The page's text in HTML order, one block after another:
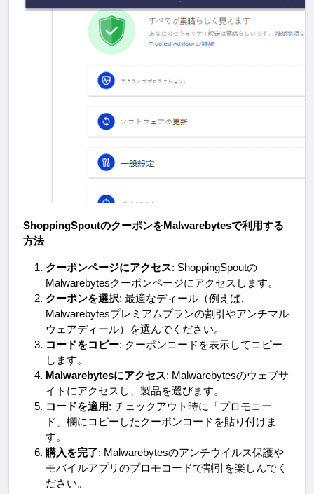
ShoppingSpoutのクーポンをMalwarebytesで利用する
方法
クーポンページにアクセス: ShoppingSpoutの
Malwarebytesクーポンページにアクセスします。
クーポンを選択: 最適なディール（例えば、
Malwarebytesプレミアムプランの割引やアンチマル
ウェアディール）を選んでください。
コードをコピー: クーポンコードを表示してコピー
します。
Malwarebytesにアクセス: Malwarebytesのウェブサ
イトにアクセスし、製品を選びます。
コードを適用: チェックアウト時に「プロモコー
ド」欄にコピーしたクーポンコードを貼り付けま
す。
購入を完了: Malwarebytesのアンチウイルス保護や
モバイルアプリのプロモコードで割引を楽しんでく
ださい。